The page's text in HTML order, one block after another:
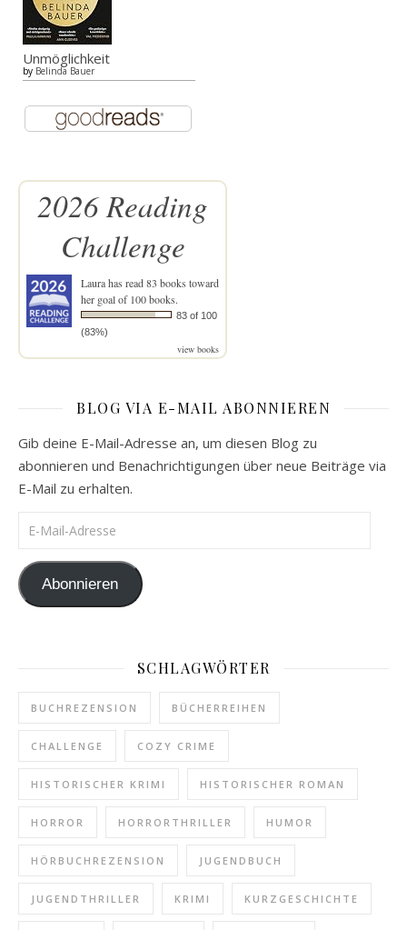
Unmöglichkeit
by Belinda Bauer
2026 Reading
Challenge
Laurahas read 83 books toward
her goal of 100 books.
83 of 100
(83%)
view books
BLOG VIA E-MAIL ABONNIEREN
Gib deine E-Mail-Adresse an, um diesen Blog zu
abonnieren und Benachrichtigungen über neue Beiträge via
E-Mail zu erhalten.
E-Mail-Adresse
Abonnieren
SCHLAGWÖRTER
BUCHREZENSION BÜCHERREIHEN
CHALLENGE COZY CRIME
HISTORISCHER KRIMI HISTORISCHER ROMAN
HORROR HORRORTHRILLER HUMOR
HÖRBUCHREZENSION JUGENDBUCH
JUGENDTHRILLER KRIMI KURZGESCHICHTE